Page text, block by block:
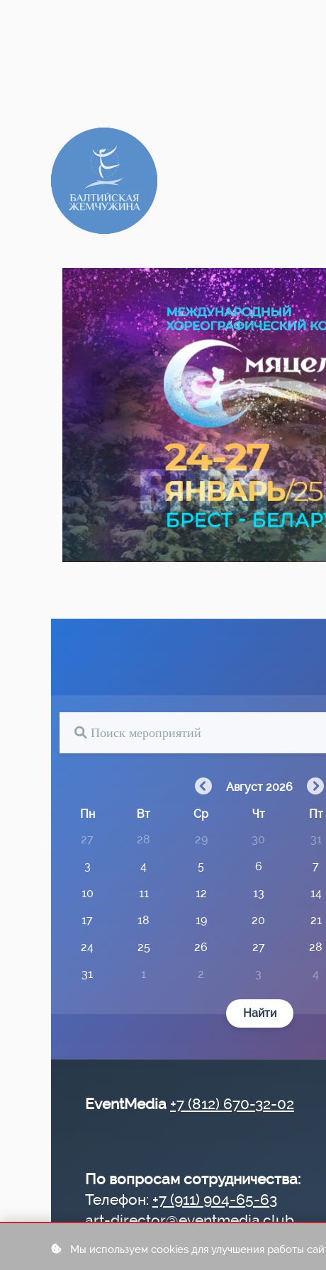
Август 2026
Пн
Вт Ср Чт Пт
27
28 29 30 31
3
4 5 6 7
10
11 12 13 14
17
18 19 20 21
24
25 26 27 28
31
1 2 3 4
Найти
EventMedia +7 (812) 670-32-02
По вопросам сотрудничества:
Телефон: +7 (911) 904-65-63
art-director@eventmedia.club
Мы используем cookies для улучшения работы